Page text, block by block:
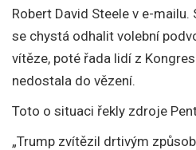
Robert David Steele v e-mailu.
se chystá odhalit volební
vítěze, poté řada lidí z
nedostala do vězení.
Toto o situaci řekly zdroje
„Trump zvítězil drtivým